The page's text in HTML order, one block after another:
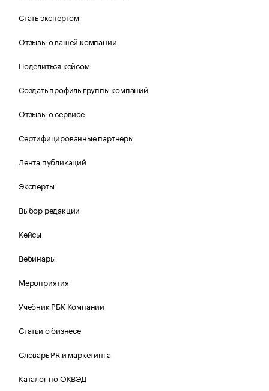
Стать экспертом
Отзывы о вашей компании
Поделиться кейсом
Создать профиль группы компаний
Отзывы о сервисе
Сертифицированные партнеры
Лента публикаций
Эксперты
Выбор редакции
Кейсы
Вебинары
Мероприятия
Учебник РБК Компании
Статьи о бизнесе
Словарь PR и маркетинга
Каталог по ОКВЭД